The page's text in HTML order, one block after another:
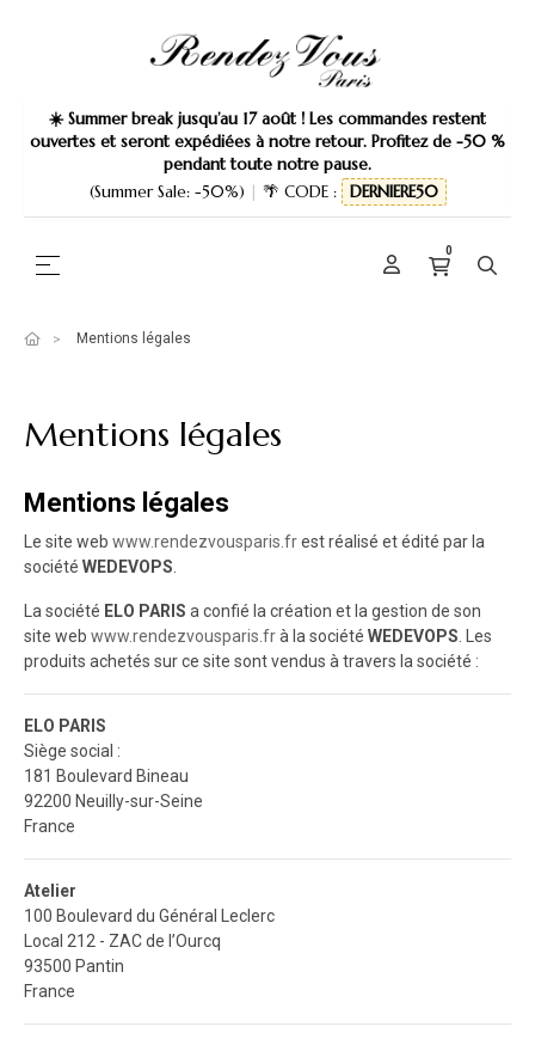
☀️ Summer break jusqu’au 17 août ! Les commandes restent
ouvertes et seront expédiées à notre retour. Profitez de -50 %
pendant toute notre pause.
(Summer Sale: -50%) | 🌴 CODE : DERNIERE50
Basculer la navigation
☰
0
Mentions légales
Mentions légales
Mentions légales
Le site web www.rendezvousparis.frest réalisé et édité par la
société WEDEVOPS
La société ELO PARIS a confié la création et la gestion de son
site web www.rendezvousparis.frà la société WEDEVOPS . Les
produits achetés sur ce site sont vendus à travers la société :
ELO PARIS
Siège social :
181 Boulevard Bineau
92200 Neuilly-sur-Seine
France
Atelier
100 Boulevard du Général Leclerc
Local 212 - ZAC de l’Ourcq
93500 Pantin
France